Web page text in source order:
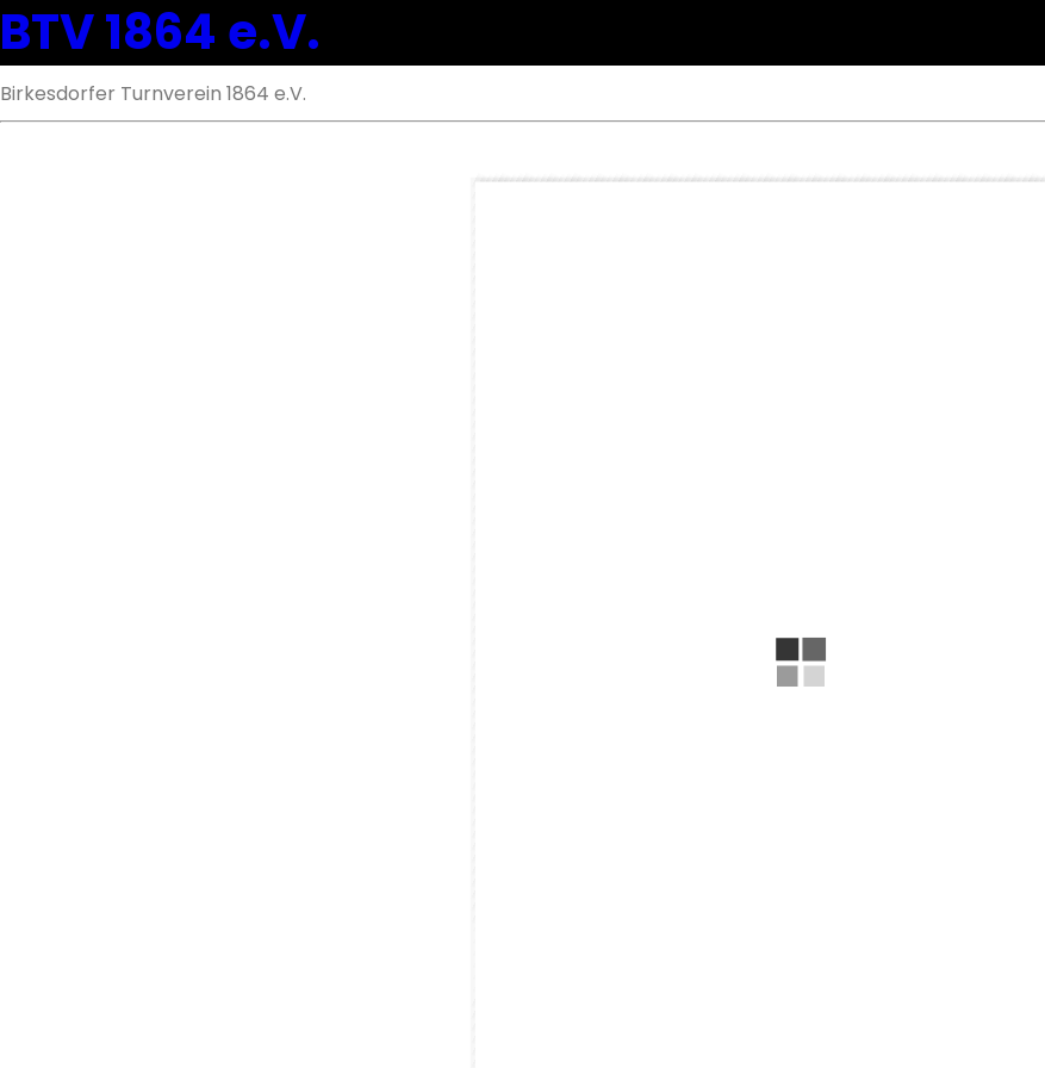
BTV 1864 e.V.
Birkesdorfer Turnverein 1864 e.V.